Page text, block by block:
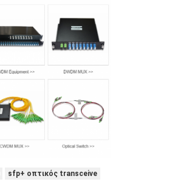
sfp+ οπτικός transceive